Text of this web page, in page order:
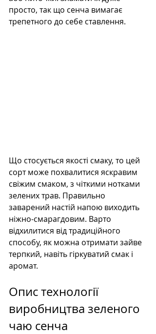
просто, так що сенча вимагає
трепетного до себе ставлення.
Що стосується якості смаку, то цей
сорт може похвалитися яскравим
свіжим смаком, з чіткими нотками
зелених трав. Правильно
заварений настій напою виходить
ніжно-смарагдовим. Варто
відхилитися від традиційного
способу, як можна отримати зайве
терпкий, навіть гіркуватий смак і
аромат.
Опис технології
виробництва зеленого
чаю сенча